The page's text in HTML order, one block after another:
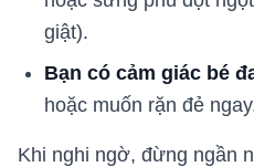
giật).
Bạn có cảm giác bé
hoặc muốn rặn đẻ
Khi nghi ngờ, đừng ngần